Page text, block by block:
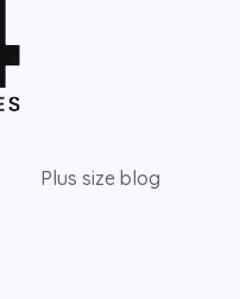
Plus size blog